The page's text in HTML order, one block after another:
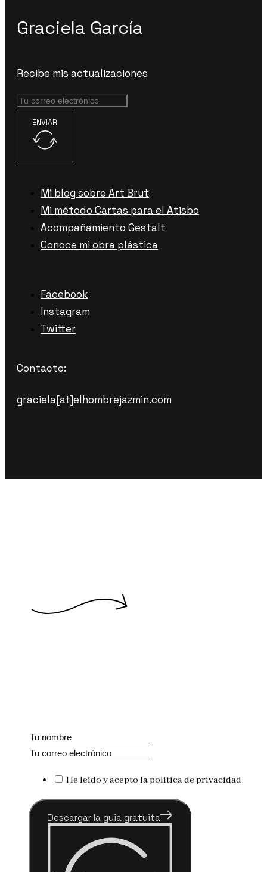
Graciela García
Recibe mis actualizaciones
ENVIAR
Mi blog sobre Art Brut
Mi método Cartas para el Atisbo
Acompañamiento Gestalt
Conoce mi obra plástica
Facebook
Instagram
Twitter
Contacto:
graciela[at]elhombrejazmin.com
He leído y acepto la política de privacidad
Descargar la guia gratuita